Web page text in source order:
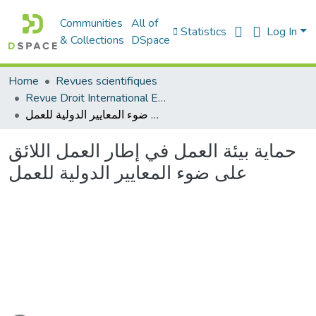
Communities
& Collections
All of
DSpace
Statistics Log In
Home
Revues scientifiques
Revue Droit International Et Développement
حماية بيئة العمل في إطار العمل اللائق على ضوء المعايير الدولية للعمل
حماية بيئة العمل في إطار العمل اللائق
على ضوء المعايير الدولية للعمل